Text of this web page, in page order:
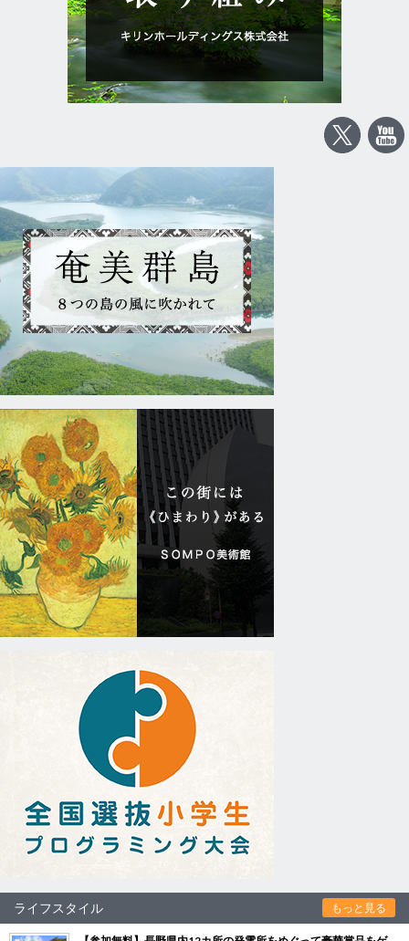
ライフスタイル もっと見る